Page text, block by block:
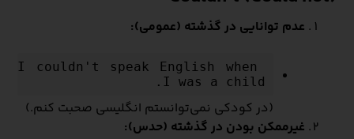
عدم توانایی در گذشته (عمومی):
I couldn't speak English when
I was a child.
(در کودکی نمی‌توانستم انگلیسی صحبت کنم.)
غیرممکن بودن در گذشته (حدس):